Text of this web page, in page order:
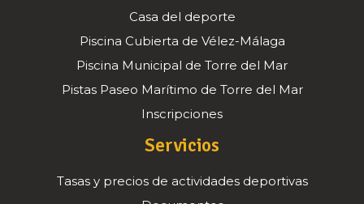
Casa del deporte
Piscina Cubierta de Vélez-Málaga
Piscina Municipal de Torre del Mar
Pistas Paseo Marítimo de Torre del Mar
Inscripciones
Servicios
Tasas y precios de actividades deportivas